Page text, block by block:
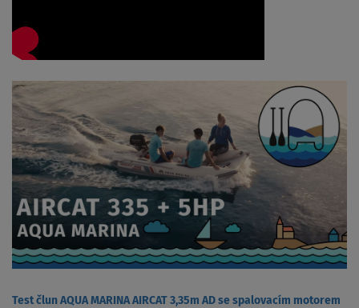
Test člun AQUA MARINA AIRCAT 3,35m AD se spalovacím motorem